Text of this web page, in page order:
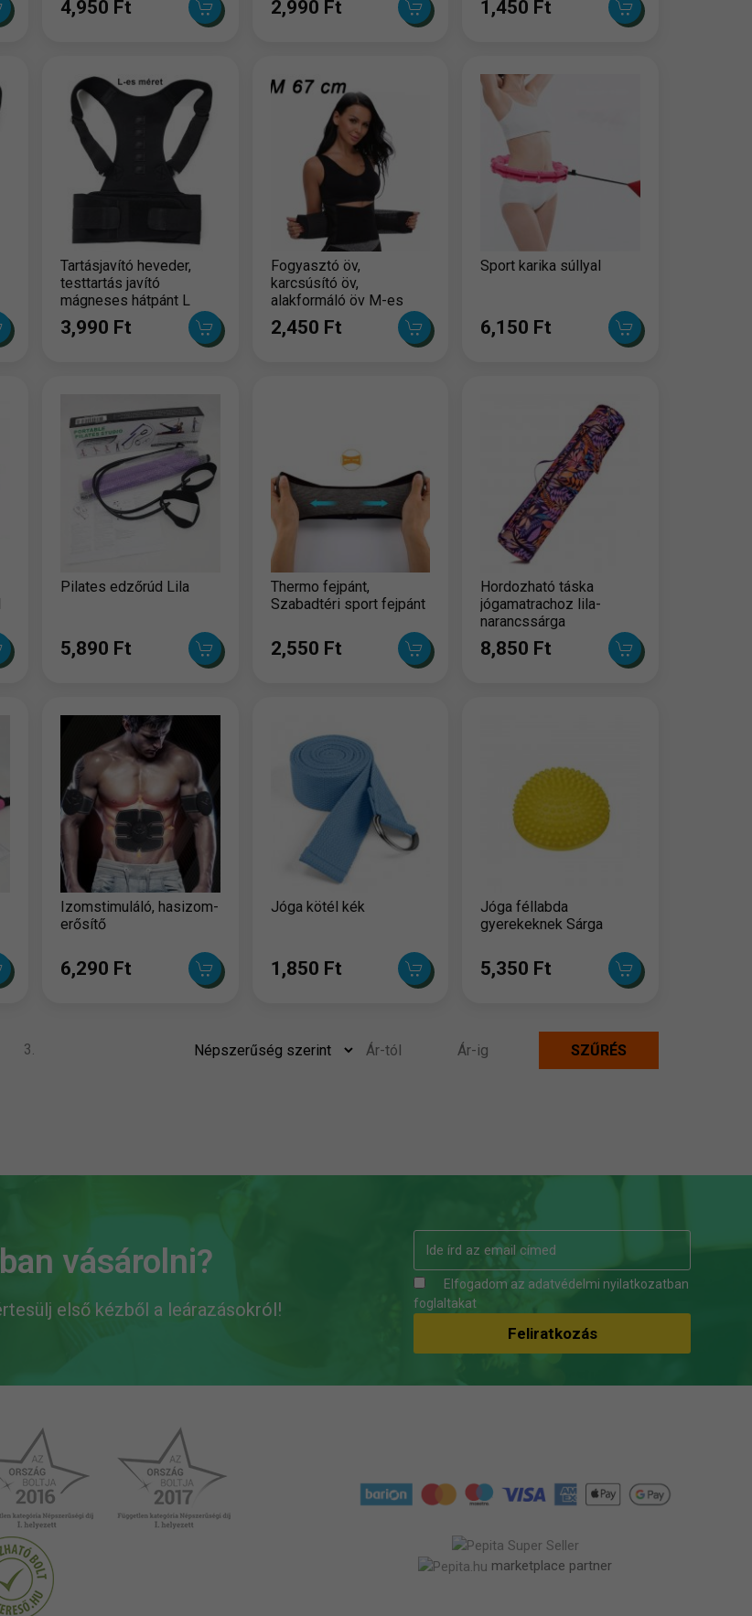
4,950 Ft 2,990 Ft 1,450 Ft
Tartásjavító heveder,
testtartás javító
mágneses hátpánt L
3,990 Ft
Fogyasztó öv,
karcsúsító öv,
alakformáló öv M-es
méret
2,450 Ft
Sport karika súllyal
6,150 Ft
Pilates edzőrúd Lila
5,890 Ft
Thermo fejpánt,
Szabadtéri sport fejpánt
2,550 Ft
Hordozható táska
jógamatrachoz lila-
narancssárga
8,850 Ft
Izomstimuláló, hasizom-
erősítő
6,290 Ft
Jóga kötél kék
1,850 Ft
Jóga féllabda
gyerekeknek Sárga
5,350 Ft
3.
vásárolni?
első kézből a leárazásokról!
Elfogadom az adatvédelmi nyilatkozatban
foglaltakat
marketplace partner